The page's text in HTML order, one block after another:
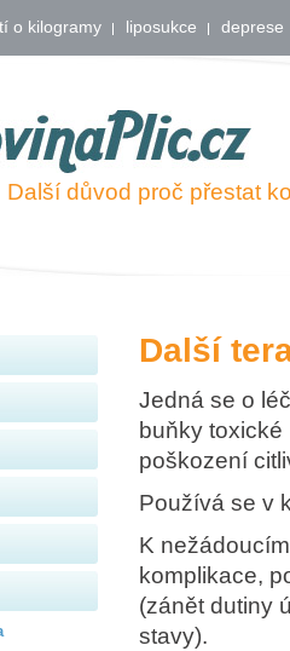
o kilogramy liposukce deprese
Další důvod proč přestat
Další
Jedná se o
buňky
poškození
Používá se v
K
komplikace,
(zánět dutiny
stavy).